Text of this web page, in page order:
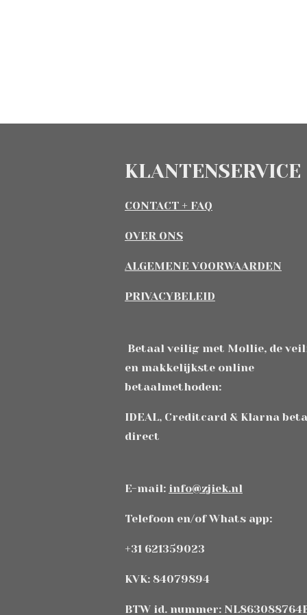
KLANTENSERVICE
CONTACT + FAQ
OVER ONS
ALGEMENE VOORWAARDEN
PRIVACYBELEID
Betaal veilig met Mollie, de
en makkelijkste online
betaalmethoden:
IDEAL, Creditcard & Klarna
direct
E-mail: info@zjiek.nl
Telefoon en/of Whats app:
+31 621359023
KVK: 84079894
BTW id. nummer: